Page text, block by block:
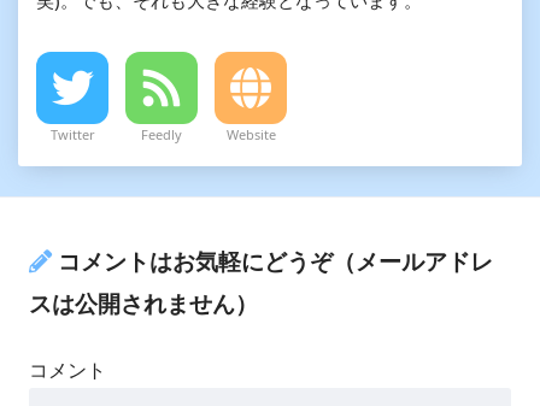
Twitter Feedly Website
コメントはお気軽にどうぞ（メールアドレ
スは公開されません）
コメント